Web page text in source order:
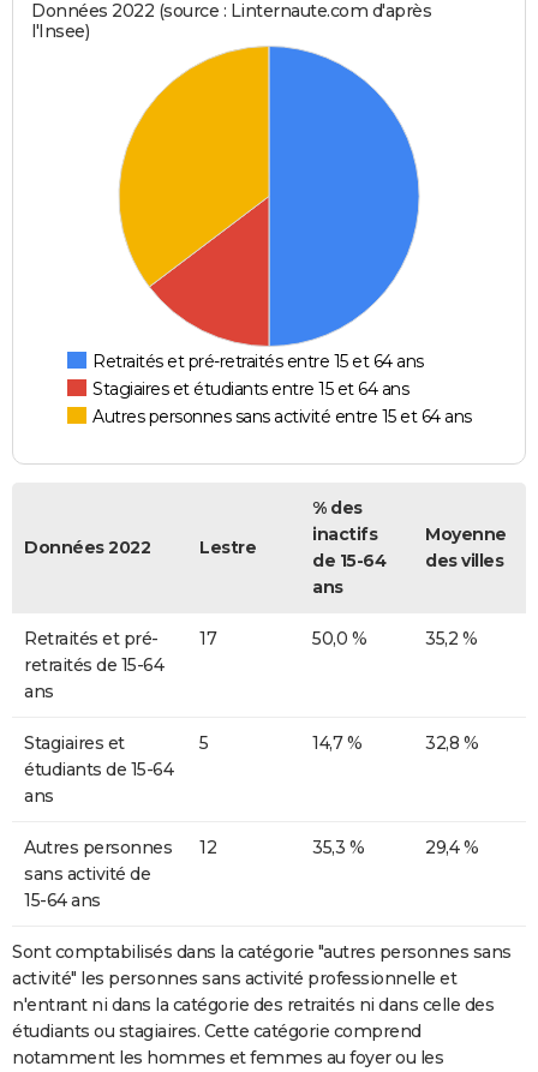
Données 2022 (source : Linternaute.com d'après
l'Insee)
Retraités et pré-retraités entre 15 et 64 ans
Stagiaires et étudiants entre 15 et 64 ans
Autres personnes sans activité entre 15 et 64 ans
Données 2022 Lestre
% des
inactifs
de 15-64
ans
Moyenne
des villes
Retraités et pré-
retraités de 15-64
ans
17 50,0 % 35,2 %
Stagiaires et
étudiants de 15-64
ans
5 14,7 % 32,8 %
Autres personnes
sans activité de
15-64 ans
12 35,3 % 29,4 %
Sont comptabilisés dans la catégorie "autres personnes sans
activité" les personnes sans activité professionnelle et
n'entrant ni dans la catégorie des retraités ni dans celle des
étudiants ou stagiaires. Cette catégorie comprend
notamment les hommes et femmes au foyer ou les